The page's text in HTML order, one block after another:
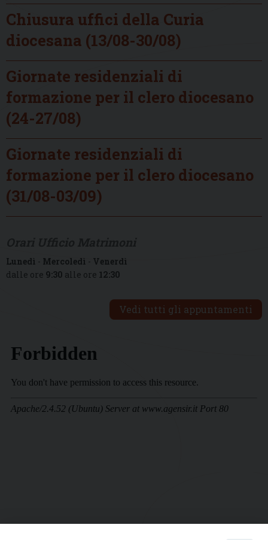
Chiusura uffici della Curia
diocesana (13/08-30/08)
Giornate residenziali di
formazione per il clero diocesano
(24-27/08)
Giornate residenziali di
formazione per il clero diocesano
(31/08-03/09)
Lunedì - Mercoledì - Venerdì
dalle ore 9:30 alle ore 12:30
Vedi tutti gli appuntamenti